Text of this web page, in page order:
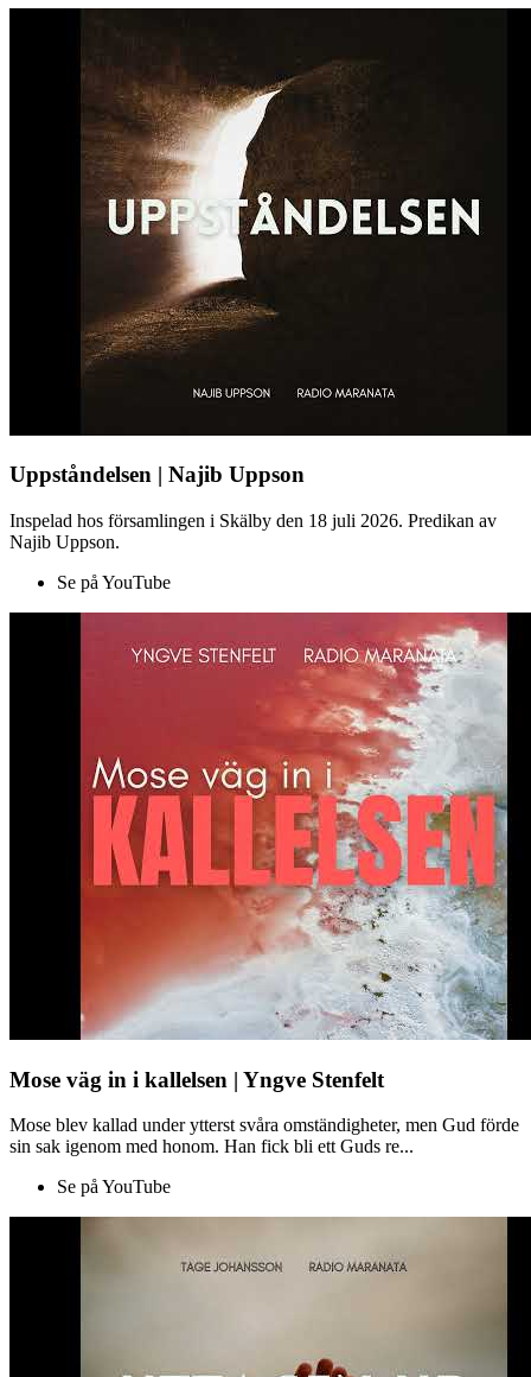
Uppståndelsen | Najib Uppson
Inspelad hos församlingen i Skälby den 18 juli 2026. Predikan av
Najib Uppson.
Se på YouTube
Mose väg in i kallelsen | Yngve Stenfelt
Mose blev kallad under ytterst svåra omständigheter, men Gud förde
sin sak igenom med honom. Han fick bli ett Guds re...
Se på YouTube